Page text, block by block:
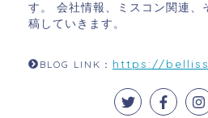
す。 会社情報、ミスコン関連、
稿していきます。
BLOG LINK： https://